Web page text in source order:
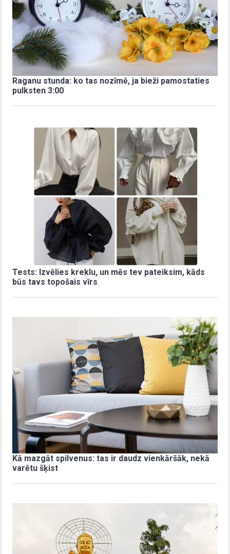
Raganu stunda: ko tas nozīmē, ja bieži pamostaties
pulksten 3:00
Tests: Izvēlies kreklu, un mēs tev pateiksim, kāds
būs tavs topošais vīrs
Kā mazgāt spilvenus: tas ir daudz vienkāršāk, nekā
varētu šķist